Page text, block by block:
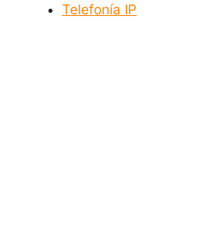
Telefonía IP